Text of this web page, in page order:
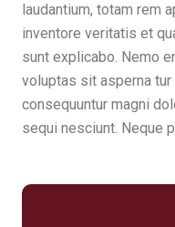
laudantium, totam rem
inventore veritatis et
sunt explicabo. Nemo
voluptas sit asperna
consequuntur magni
sequi nesciunt. Neque